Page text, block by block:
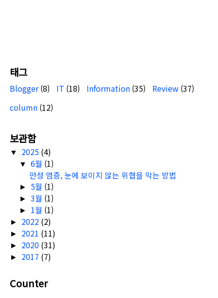
태그
Blogger (8) IT (18) Information (35) Review (37)
column (12)
보관함
▼ 2025 (4)
▼6월 (1)
만성 염증, 눈에 보이지 않는 위협을 막는 방법
► 5월 (1)
►3월 (1)
► 1월 (1)
► 2022 (2)
► 2021 (11)
► 2020 (31)
► 2017 (7)
Counter